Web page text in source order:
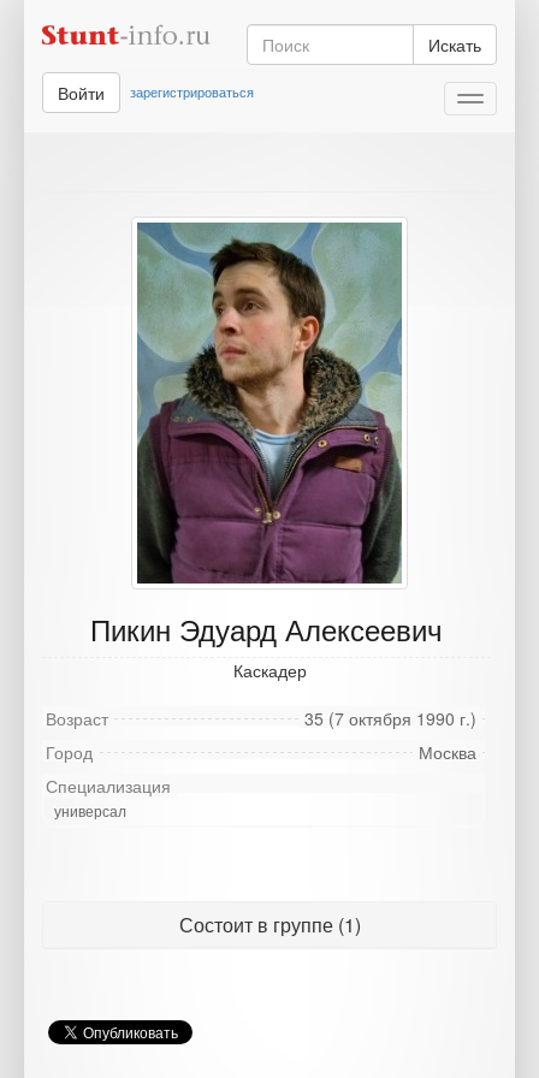
Искать
Toggle
Войти зарегистрироваться
Пикин Эдуард Алексеевич
Каскадер
35 (7 октября 1990 г.)
Возраст
Москва
Город
Специализация
универсал
Состоит в группе (1)